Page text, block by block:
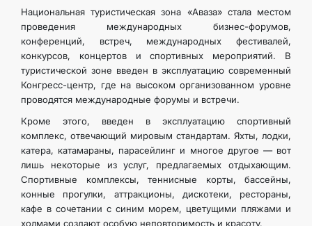
Национальная туристическая зона «Аваза» стала местом
проведения международных бизнес-форумов,
конференций, встреч, международных фестивалей,
конкурсов, концертов и спортивных мероприятий. В
туристической зоне введен в эксплуатацию современный
Конгресс-центр, где на высоком организованном уровне
проводятся международные форумы и встречи.
Кроме этого, введен в эксплуатацию спортивный
комплекс, отвечающий мировым стандартам. Яхты, лодки,
катера, катамараны, парасейлинг и многое другое — вот
лишь некоторые из услуг, предлагаемых отдыхающим.
Спортивные комплексы, теннисные корты, бассейны,
конные прогулки, аттракционы, дискотеки, рестораны,
кафе в сочетании с синим морем, цветущими пляжами и
холмами создают особую неповторимость и красоту.